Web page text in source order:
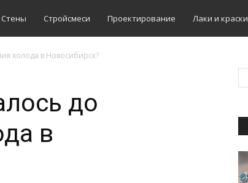
Стены Стройсмеси Проектирование Лаки и краски
холода в Новосибирск?
до
в